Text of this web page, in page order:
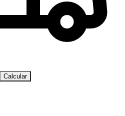
Calcular